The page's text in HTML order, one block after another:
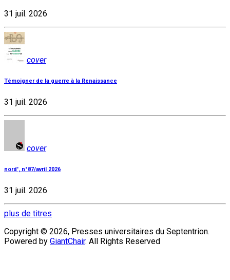
31 juil. 2026
cover
Témoigner de la guerre à la Renaissance
31 juil. 2026
cover
nord', n°87/avril 2026
31 juil. 2026
plus de titres
Copyright © 2026, Presses universitaires du Septentrion.
Powered by GiantChair. All Rights Reserved